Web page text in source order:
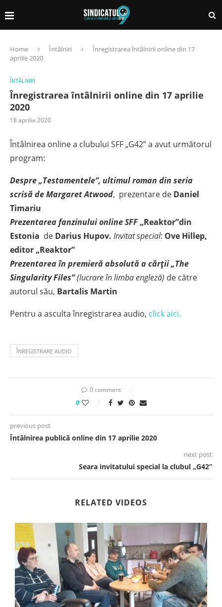
Home Întâlniri
Înregistrarea întâlnirii online din 17
aprilie 2020
ÎNTÂLNIRI
Înregistrarea întâlnirii online din 17 aprilie
2020
18 aprilie 2020
Întâlnirea online a clubului SFF „G42” a avut următorul
program:
Despre „Testamentele”, ultimul roman din seria
scrisă de Margaret Atwood, prezentare de Daniel
Timariu
Prezentarea fanzinului online SFF „Reaktor”din
Estonia de Darius Hupov. Invitat special: Ove Hillep,
editor „Reaktor”
Prezentarea în premieră absolută a cărții „The
Singularity Files”(lucrare în limba engleză) de către
autorul său, Bartalis Martin
Pentru a asculta înregistrarea audio, click aici.
ÎNREGISTRARE AUDIO
0 comment
0
previous post
Întâlnirea publică online din 17 aprilie 2020
next post
Seara invitatului special la clubul „G42”
RELATED VIDEOS